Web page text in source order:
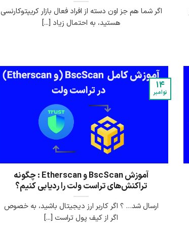
اگر شما هم جز اون دسته از افراد فعال بازار کریپتوکارنسی
هستید، به احتمال زیاد [...]
آموزش BscScan و Etherscan : چگونه
تراکنش‌های تراست ولت را ردیابی کنیم؟
ارسال شد… ؟ اگر کاربر ارز دیجیتال باشید، به خصوص
اگر از کیف پول تراست [...]
14
نوامبر